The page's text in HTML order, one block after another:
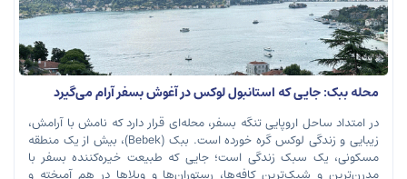
محله ببک: جایی که استانبول لوکس در آغوش بسفر آرام می‌گیرد
در امتداد ساحل اروپایی تنگه بسفر، محله‌ای قرار دارد که نامش با آرامش،
زیبایی و زندگی لوکس گره خورده است. ببک (Bebek)، بیش از یک منطقه
مسکونی، یک سبک زندگی است؛ جایی که طبیعت خیره‌کننده بسفر با
مدرن‌ترین و شیک‌ترین کافه‌ها، رستوران‌ها و ویلاها در هم آمیخته و